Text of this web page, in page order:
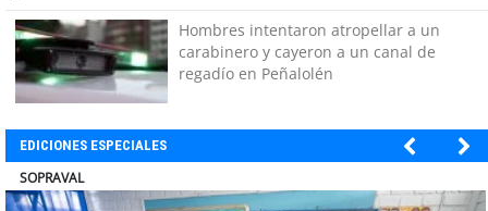
Hombres intentaron atropellar a un
carabinero y cayeron a un canal de
regadío en Peñalolén
EDICIONES ESPECIALES
ULTRAPORT